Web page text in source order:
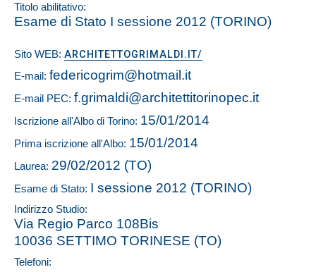
Titolo abilitativo:
Esame di Stato I sessione 2012 (TORINO)
Sito WEB: ARCHITETTOGRIMALDI.IT/
E-mail: federicogrim@hotmail.it
E-mail PEC: f.grimaldi@architettitorinopec.it
Iscrizione all'Albo di Torino: 15/01/2014
Prima iscrizione all'Albo: 15/01/2014
Laurea: 29/02/2012 (TO)
Esame di Stato: I sessione 2012 (TORINO)
Indirizzo Studio:
Via Regio Parco 108Bis
10036 SETTIMO TORINESE (TO)
Telefoni: